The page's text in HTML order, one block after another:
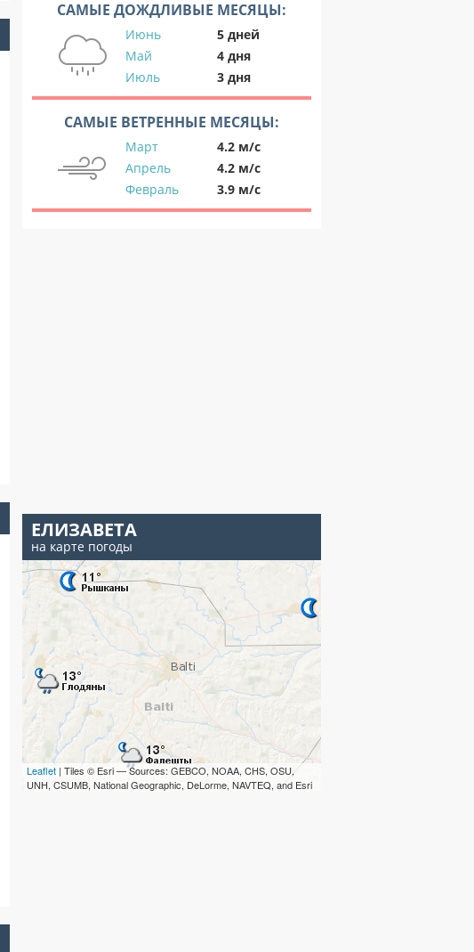
САМЫЕ ДОЖДЛИВЫЕ МЕСЯЦЫ:
Июнь
5 дней
Май
4 дня
Июль
3 дня
САМЫЕ ВЕТРЕННЫЕ МЕСЯЦЫ:
Март
4.2 м/с
Апрель
4.2 м/с
Февраль
3.9 м/с
ЕЛИЗАВЕТА
на карте погоды
Leaflet | Tiles © Esri — Sources: GEBCO, NOAA, CHS, OSU,
UNH, CSUMB, National Geographic, DeLorme, NAVTEQ, and Esri